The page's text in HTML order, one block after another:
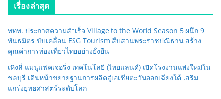
เรื่องล่าสุด
ททท. ประกาศความสำเร็จ Village to the World Season 5 ผนึก 9
พันธมิตร ขับเคลื่อน ESG Tourism สืบสานพระราชปณิธาน สร้าง
คุณค่าการท่องเที่ยวไทยอย่างยั่งยืน
เหิงลี่ แมนูแฟคเจอริ่ง เทคโนโลยี (ไทยแลนด์) เปิดโรงงานแห่งใหม่ใน
ชลบุรี เดินหน้าขยายฐานการผลิตสู่เอเชียตะวันออกเฉียงใต้ เสริม
แกร่งยุทธศาสตร์ระดับโลก